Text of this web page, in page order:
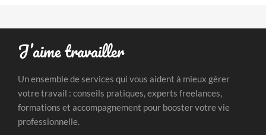
J’aime travailler
Un ensemble de services qui vous aident à mieux gérer
votre travail : conseils pratiques, experts freelances,
formations et accompagnement pour booster votre vie
professionnelle.